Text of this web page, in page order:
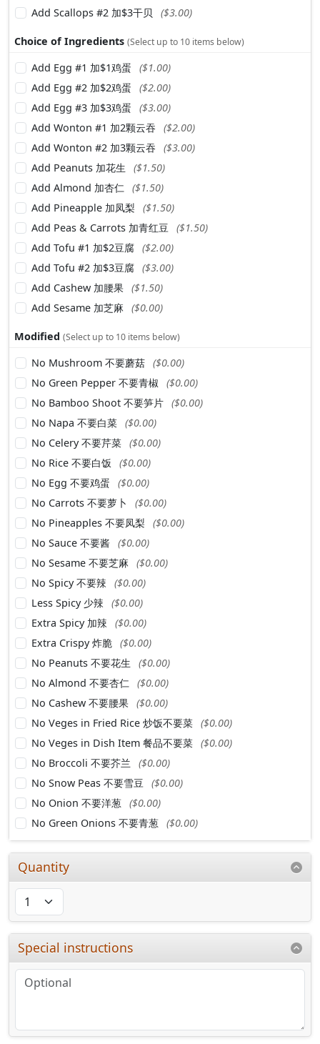
Add Scallops #2 加$3干贝
($3.00)
Choice of Ingredients (Select up to 10 items below)
Add Egg #1 加$1鸡蛋
($1.00)
Add Egg #2 加$2鸡蛋
($2.00)
Add Egg #3 加$3鸡蛋
($3.00)
Add Wonton #1 加2颗云吞
($2.00)
Add Wonton #2 加3颗云吞
($3.00)
Add Peanuts 加花生
($1.50)
Add Almond 加杏仁 ($1.50)
Add Pineapple 加凤梨
($1.50)
Add Peas & Carrots 加青红豆 ($1.50)
Add Tofu #1 加$2豆腐 ($2.00)
Add Tofu #2 加$3豆腐 ($3.00)
Add Cashew 加腰果 ($1.50)
Add Sesame 加芝麻
($0.00)
Modified (Select up to 10 items below)
No Mushroom 不要蘑菇 ($0.00)
No Green Pepper 不要青椒
($0.00)
No Bamboo Shoot 不要笋片 ($0.00)
No Napa 不要白菜 ($0.00)
No Celery 不要芹菜 ($0.00)
No Rice 不要白饭
($0.00)
No Egg 不要鸡蛋
($0.00)
No Carrots 不要萝卜
($0.00)
No Pineapples 不要凤梨
($0.00)
No Sauce 不要酱 ($0.00)
No Sesame 不要芝麻
($0.00)
No Spicy 不要辣
($0.00)
Less Spicy 少辣
($0.00)
Extra Spicy 加辣
($0.00)
Extra Crispy 炸脆 ($0.00)
No Peanuts 不要花生
($0.00)
No Almond 不要杏仁 ($0.00)
No Cashew 不要腰果 ($0.00)
No Veges in Fried Rice 炒饭不要菜 ($0.00)
No Veges in Dish Item 餐品不要菜 ($0.00)
No Broccoli 不要芥兰
($0.00)
No Snow Peas 不要雪豆 ($0.00)
No Onion 不要洋葱 ($0.00)
No Green Onions 不要青葱 ($0.00)
Quantity
Special instructions